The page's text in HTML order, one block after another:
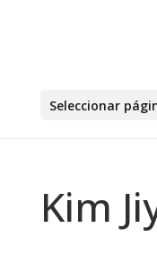
Seleccionar
Kim